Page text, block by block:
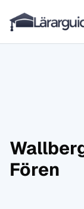
Hoppa till
Lärarguiden
Fören